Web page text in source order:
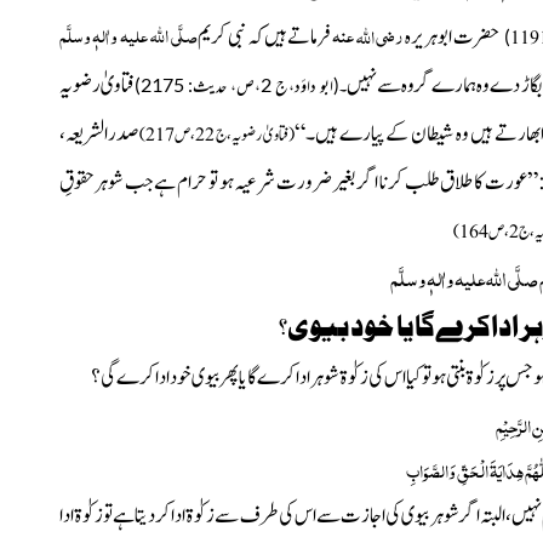
حضرت ابوہریرہرضیاللہعنہفرماتے ہیں کہ نبی کریمصلَّی اللہ علیہ واٰلہٖ وسلَّم
دے وہ ہمارے گروہ سے نہیں۔(ابو داؤد،ج 2،ص، حدیث: 2175)
فتاویٰ رضویہ
ابھارتے ہیں وہ شیطان کے پیارے ہیں۔“(فتاویٰ رضویہ،ج 22،ص217)
صدرالشریعہ،
کا طلاق طلب کرنا اگر بغیر ضرورت شرعیہ ہو تو حرام ہےجب شوہر حقوقِ
اللہ علیہ واٰلہٖ وسلَّم
اداکرےگایا خود بیوی؟
جس پر زکوٰۃ بنتی ہو تو کیا اس کی زکوٰۃ شوہر ادا کرے گا یا پھر بیوی خود ادا کرے گی؟
الرَّحِیْمِ
ھِدَایَۃَ الْحَقِّ وَالصَّوَابِ
البتہ اگر شوہر بیوی کی اجازت سے اس کی طرف سے زکوٰۃ ادا کردیتا ہے تو زکوٰۃ ادا